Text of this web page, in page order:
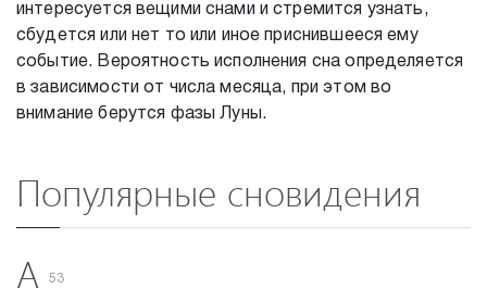
интересуется вещими снами и стремится узнать,
сбудется или нет то или иное приснившееся ему
событие. Вероятность исполнения сна определяется
в зависимости от числа месяца, при этом во
внимание берутся фазы Луны.
Популярные сновидения
А
53